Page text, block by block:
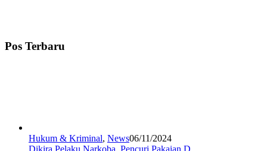
Pos Terbaru
Hukum & Kriminal, News06/11/2024
Dikira Pelaku Narkoba, Pencuri Pakaian D…